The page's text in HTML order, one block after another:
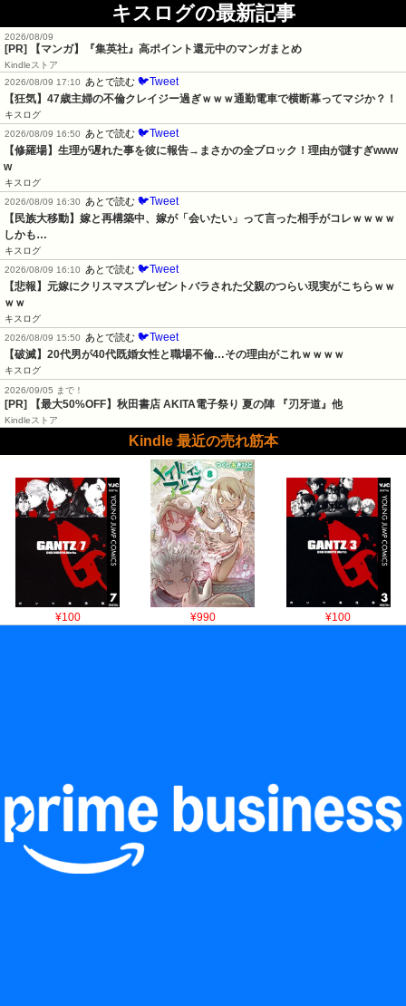
キスログの最新記事
2026/08/09
[PR] 【マンガ】『集英社』高ポイント還元中のマンガまとめ
Kindleストア
2026/08/09 17:10
あとで読む 🐦Tweet
【狂気】47歳主婦の不倫クレイジー過ぎｗｗｗ通勤電車で横断幕ってマジか？！
キスログ
2026/08/09 16:50
あとで読む 🐦Tweet
【修羅場】生理が遅れた事を彼に報告→まさかの全ブロック！理由が謎すぎwww
w
キスログ
2026/08/09 16:30
あとで読む 🐦Tweet
【民族大移動】嫁と再構築中、嫁が「会いたい」って言った相手がコレｗｗｗｗ
しかも…
キスログ
2026/08/09 16:10
あとで読む 🐦Tweet
【悲報】元嫁にクリスマスプレゼントバラされた父親のつらい現実がこちらｗｗ
ｗｗ
キスログ
2026/08/09 15:50
あとで読む 🐦Tweet
【破滅】20代男が40代既婚女性と職場不倫…その理由がこれｗｗｗｗ
キスログ
2026/09/05 まで！
[PR] 【最大50%OFF】秋田書店 AKITA電子祭り 夏の陣 『刃牙道』他
Kindleストア
Kindle 最近の売れ筋本
¥100 ¥990 ¥100